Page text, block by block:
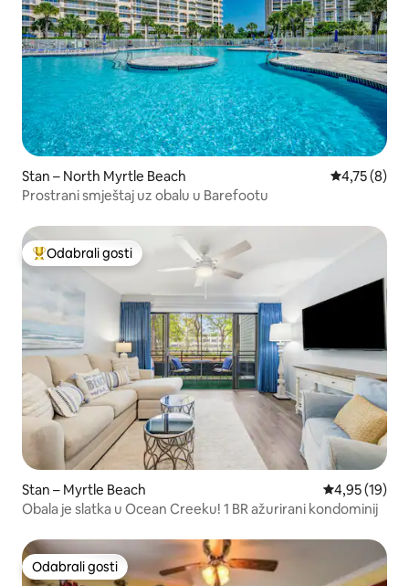
Stan – North Myrtle Beach Prosječna
4,75 (8)
Prostrani smještaj uz obalu u Barefootu
Među najviše rangiranima s oznakom „Odabrali gosti”
Odabrali gosti
Stan – Myrtle Beach Prosječna
4,95 (19)
Obala je slatka u Ocean Creeku! 1 BR ažurirani kondominij
Odabrali gosti
Odabrali gosti